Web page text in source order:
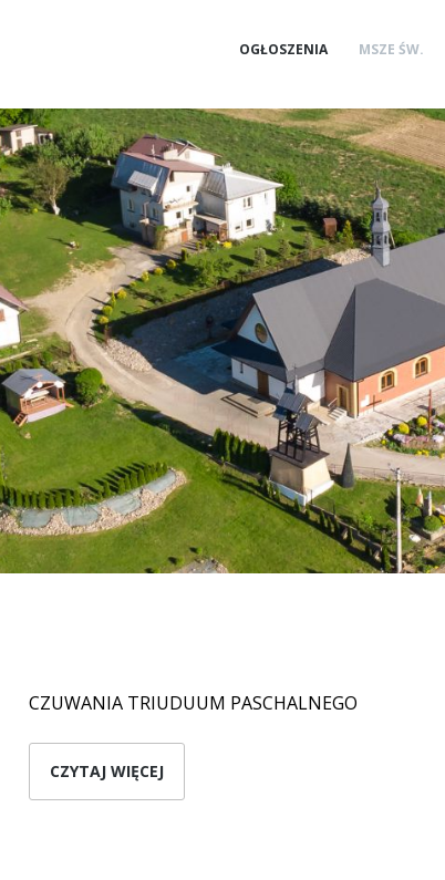
OGŁOSZENIA MSZE ŚW.
CZUWANIA TRIUDUUM PASCHALNEGO
CZYTAJ WIĘCEJ